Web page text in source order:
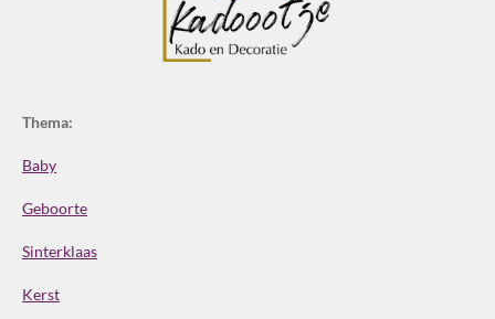
Thema:
Baby
Geboorte
Sinterklaas
Kerst